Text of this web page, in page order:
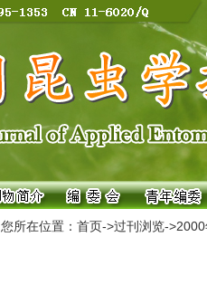
您所在位置： 首页->过刊浏览->